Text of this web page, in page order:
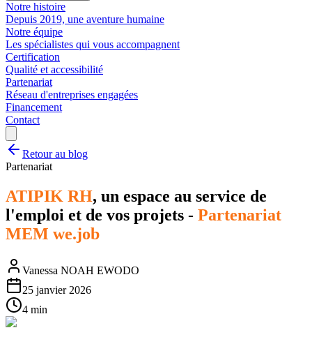
Notre histoire
Depuis 2019, une aventure humaine
Notre équipe
Les spécialistes qui vous accompagnent
Certification
Qualité et accessibilité
Partenariat
Réseau d'entreprises engagées
Financement
Contact
Retour au blog
Partenariat
ATIPIK RH, un espace au service de
l'emploi et de vos projets - Partenariat
MEM we.job
Vanessa NOAH EWODO
25 janvier 2026
4 min